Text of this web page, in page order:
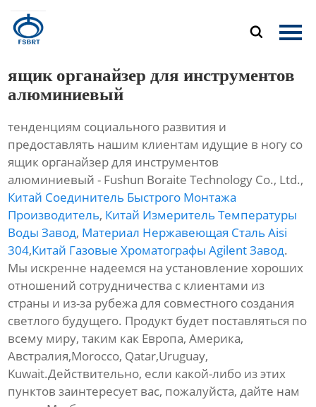

Главная
Новости
Контакты
ящик органайзер для инструментов
алюминиевый
тенденциям социального развития и
предоставлять нашим клиентам идущие в ногу со
ящик органайзер для инструментов
алюминиевый - Fushun Boraite Technology Co., Ltd.,
Китай Соединитель Быстрого Монтажа
Производитель, Китай Измеритель Температуры
Воды Завод, Материал Нержавеющая Сталь Aisi
304,Китай Газовые Хроматографы Agilent Завод.
Мы искренне надеемся на установление хороших
отношений сотрудничества с клиентами из
страны и из-за рубежа для совместного создания
светлого будущего. Продукт будет поставляться по
всему миру, таким как Европа, Америка,
Австралия,Morocco, Qatar,Uruguay,
Kuwait.Действительно, если какой-либо из этих
пунктов заинтересует вас, пожалуйста, дайте нам